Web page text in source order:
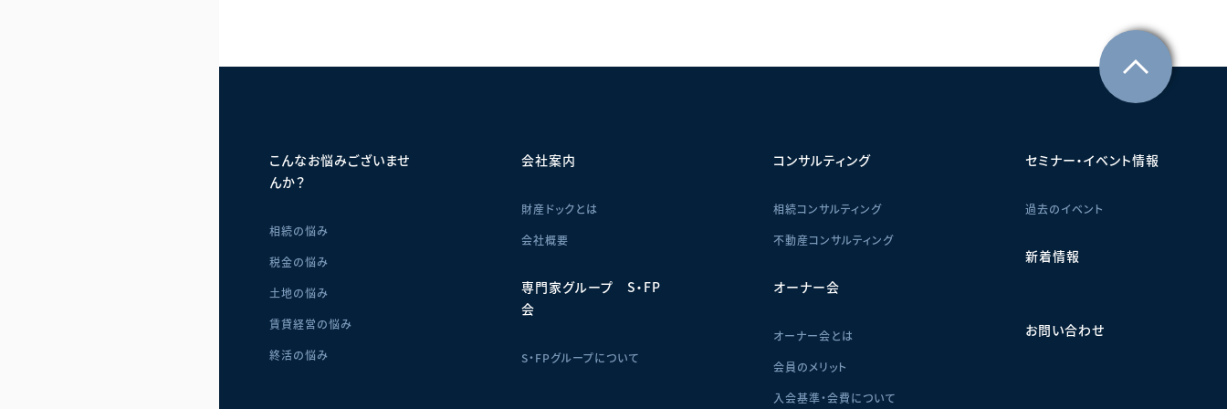
こんなお悩みございませ
んか？
相続の悩み
税金の悩み
土地の悩み
賃貸経営の悩み
終活の悩み
会社案内
財産ドックとは
会社概要
専門家グループ S・FP
会
S・FPグループについて
コンサルティング
相続コンサルティング
不動産コンサルティング
オーナー会
オーナー会とは
会員のメリット
入会基準・会費について
セミナー・イベント情報
過去のイベント
新着情報
お問い合わせ